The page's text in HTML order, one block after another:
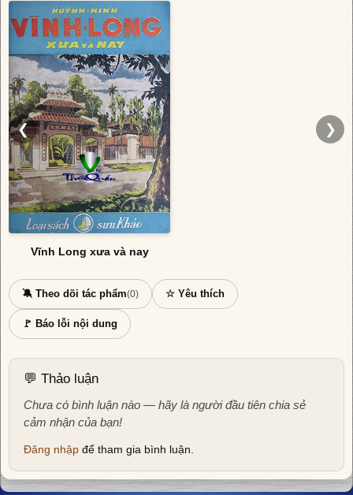
❮
Vĩnh Long xưa và nay
❯
🔕 Theo dõi tác phẩm(0) ☆ Yêu thích
🚩 Báo lỗi nội dung
💬 Thảo luận
Chưa có bình luận nào — hãy là người đầu tiên chia sẻ
cảm nhận của bạn!
Đăng nhập để tham gia bình luận.